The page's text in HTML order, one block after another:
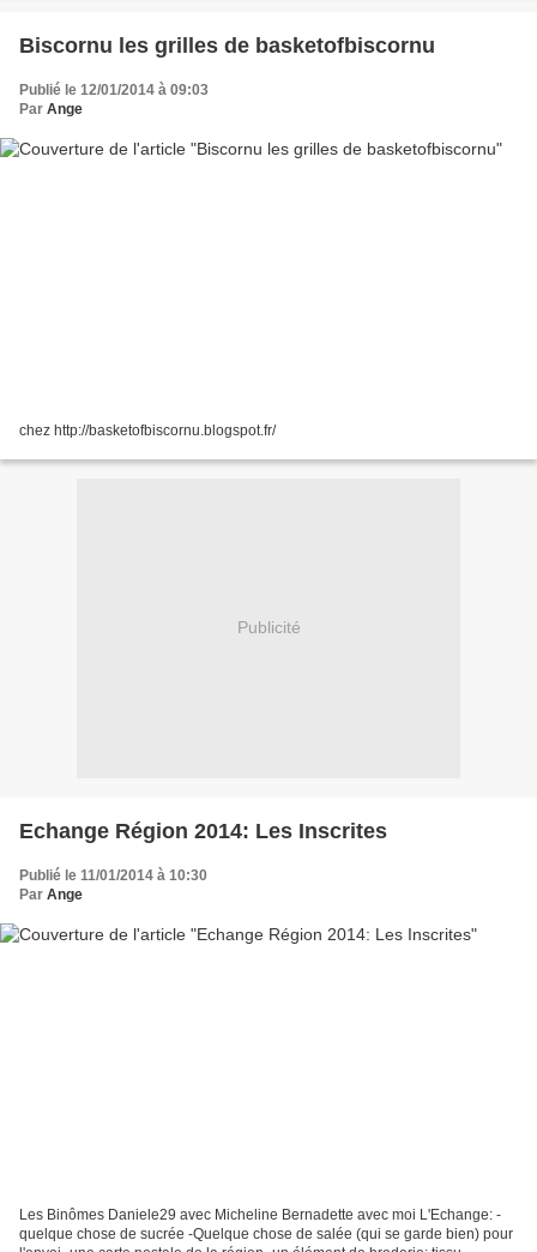
Biscornu les grilles de basketofbiscornu
Publié le 12/01/2014 à 09:03
Par Ange
chez http://basketofbiscornu.blogspot.fr/
Publicité
Echange Région 2014: Les Inscrites
Publié le 11/01/2014 à 10:30
Par Ange
Les Binômes Daniele29 avec Micheline Bernadette avec moi L'Echange: -
quelque chose de sucrée -Quelque chose de salée (qui se garde bien) pour